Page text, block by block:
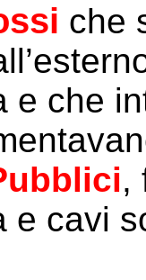
che
e che
,
e cavi